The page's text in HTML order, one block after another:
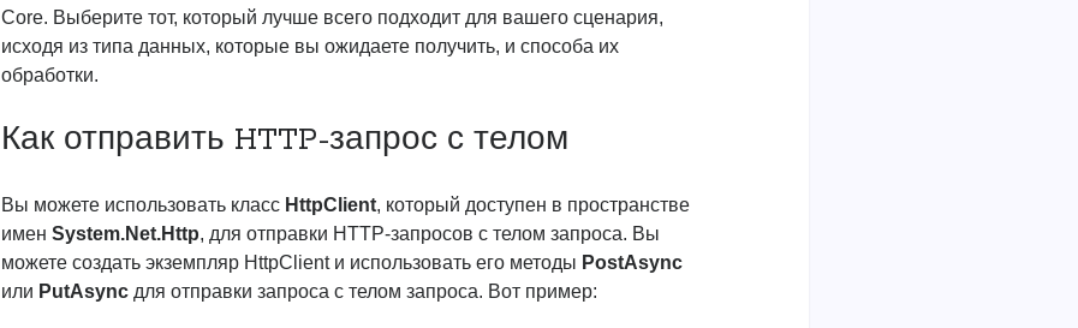
Core. Выберите тот, который лучше всего подходит для вашего сценария,
исходя из типа данных, которые вы ожидаете получить, и способа их
обработки.
Как отправить HTTP-запрос с телом
Вы можете использовать класс HttpClient, который доступен в пространстве
именSystem.Net.Http, для отправки HTTP-запросов с телом запроса. Вы
можете создать экземпляр HttpClient и использовать его методы PostAsync
или PutAsync для отправки запроса с телом запроса. Вот пример: